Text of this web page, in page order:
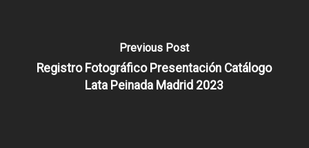
Previous Post
Registro Fotográfico Presentación Catálogo
Lata Peinada Madrid 2023